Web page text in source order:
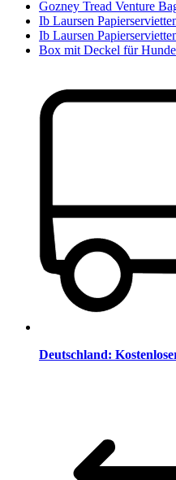
Gozney Tread Venture
Ib Laursen
Ib Laursen
Box mit Deckel für
Deutschland: